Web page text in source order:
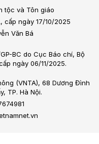
tộc và Tôn giáo
cấp ngày 17/10/2025
Văn Bá
BC do Cục Báo chí, Bộ
ngày 06/11/2025.
(VNTA), 68 Dương Đình
TP. Hà Nội.